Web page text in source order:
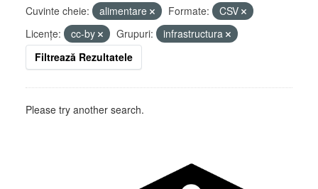
Cuvinte cheie: alimentare Formate:
CSV
Licenţe:
cc-by Grupuri:
infrastructura
Filtrează Rezultatele
Please try another search.